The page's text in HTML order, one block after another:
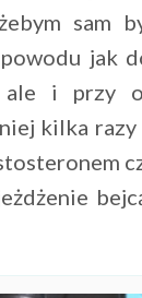
sam
jak
ale i przy
kilka